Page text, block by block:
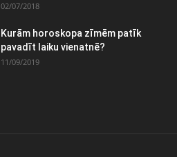
02/07/2018
Kurām horoskopa zīmēm patīk
pavadīt laiku vienatnē?
11/09/2019